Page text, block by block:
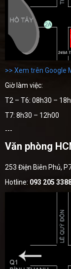
>> Xem trên Google
Giờ làm việc:
T2 – T6: 08h30 –
T7: 8h30 – 12h00
---
Văn phòng
253 Điện Biên Phủ,
Hotline: 093 205